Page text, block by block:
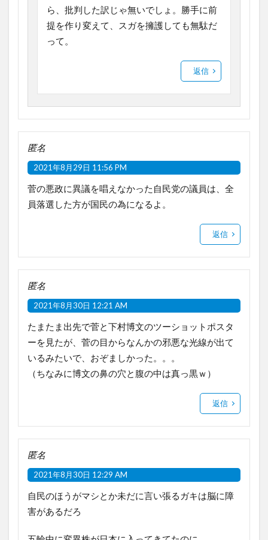
ら、批判した訳じゃ無いでしょ。勝手に前
提を作り変えて、スガを擁護しても無駄だ
って。
返信
匿名
2021年8月29日 11:56 PM
菅の悪政に異議を唱えなかった自民党の議員は、全
員落選した方が国民の為になるよ。
返信
匿名
2021年8月30日 12:21 AM
たまたま出先で菅と下村博文のツーショットポスタ
ーを見たが、菅の目からなんかの邪悪な光線が出て
いるみたいで、おぞましかった。。。
（ちなみに博文の鼻の穴と腹の中は真っ黒ｗ）
返信
匿名
2021年8月30日 12:29 AM
自民のほうがマシとか未だに言い張るガキは脳に障
害があるだろ